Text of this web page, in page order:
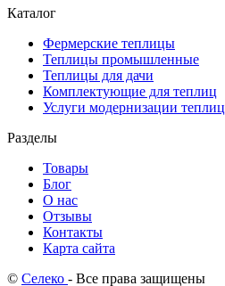
Каталог
Фермерские теплицы
Теплицы промышленные
Теплицы для дачи
Комплектующие для теплиц
Услуги модернизации теплиц
Разделы
Товары
Блог
О нас
Отзывы
Контакты
Карта сайта
© Селеко - Все права защищены